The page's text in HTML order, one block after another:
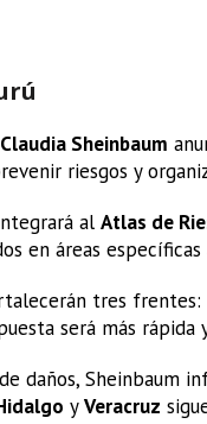
Claudia Sheinbaum
riesgos y
al Atlas de
en áreas
tres frentes:
será más
daños, Sheinbaum
yVeracruz